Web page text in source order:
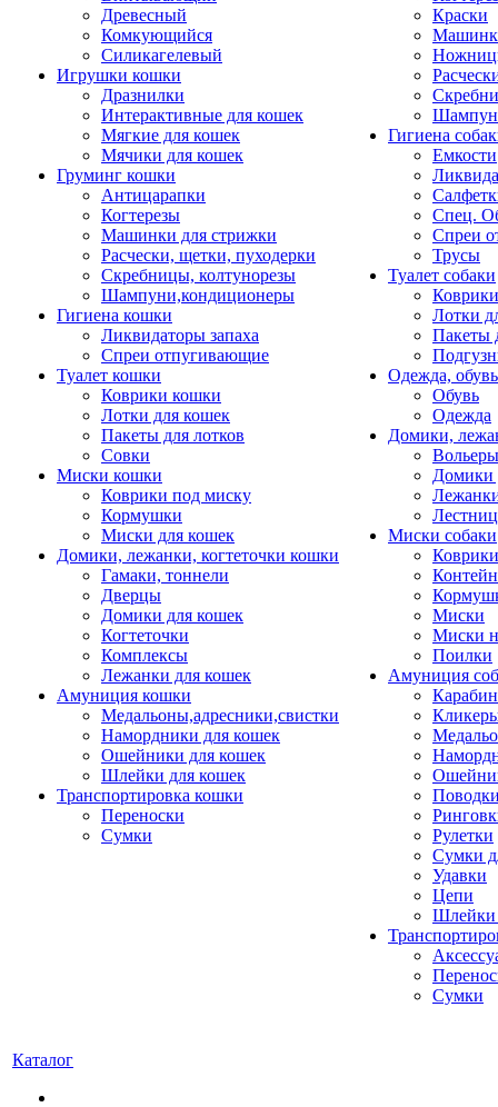
Древесный
Комкующийся
Силикагелевый
Игрушки кошки
Дразнилки
Интерактивные для кошек
Мягкие для кошек
Мячики для кошек
Груминг кошки
Антицарапки
Когтерезы
Машинки для стрижки
Расчески, щетки, пуходерки
Скребницы, колтунорезы
Шампуни,кондиционеры
Гигиена кошки
Ликвидаторы запаха
Спреи отпугивающие
Туалет кошки
Коврики кошки
Лотки для кошек
Пакеты для лотков
Совки
Миски кошки
Коврики под миску
Кормушки
Миски для кошек
Домики, лежанки, когтеточки кошки
Гамаки, тоннели
Дверцы
Домики для кошек
Когтеточки
Комплексы
Лежанки для кошек
Амуниция кошки
Медальоны,адресники,свистки
Намордники для кошек
Ошейники для кошек
Шлейки для кошек
Транспортировка кошки
Переноски
Сумки
Краски
Гигиена
Емкости
Спец.
Спреи
Трусы
Туалет собаки
Коврики
Лотки
Пакеты
Одежда, обувь
Обувь
Одежда
Домики,
Домики
Миски собаки
Миски
Миски
Поилки
Амуниция
Рулетки
Сумки
Удавки
Цепи
Шлейки
Сумки
Каталог